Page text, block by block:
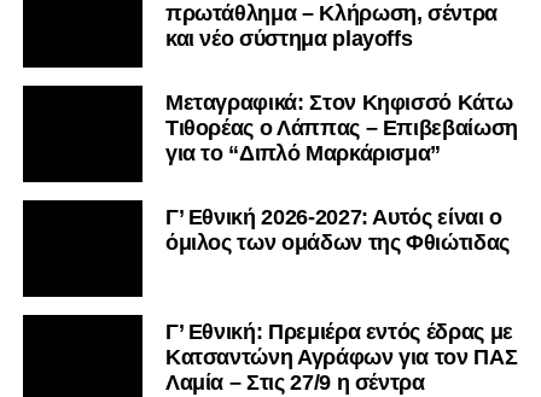
πρωτάθλημα – Κλήρωση, σέντρα
και νέο σύστημα playoffs
Μεταγραφικά: Στον Κηφισσό Κάτω
Τιθορέας ο Λάππας – Επιβεβαίωση
για το “Διπλό Μαρκάρισμα”
Γ’ Εθνική 2026-2027: Αυτός είναι ο
όμιλος των ομάδων της Φθιώτιδας
Γ’ Εθνική: Πρεμιέρα εντός έδρας με
Κατσαντώνη Αγράφων για τον ΠΑΣ
Λαμία – Στις 27/9 η σέντρα